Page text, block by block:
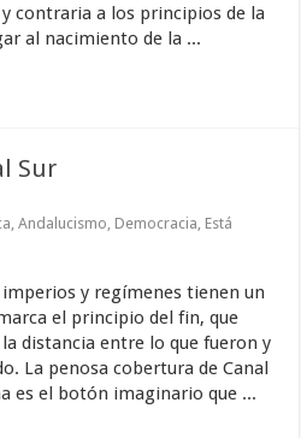
contraria a los principios de la
al nacimiento de la ...
Sur
,Andalucismo Democracia Está
imperios y regímenes tienen un
el principio del fin, que
distancia entre lo que fueron y
La penosa cobertura de Canal
es el botón imaginario que ...